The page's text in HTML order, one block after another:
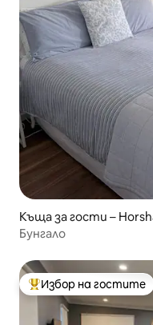
Къща за гости –
Бунгало
Най-популярен избор
Избор на гостите